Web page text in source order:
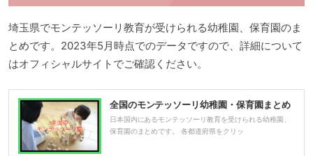
埼玉県でモンテッソーリ教育が受けられる幼稚園、保育園のま
とめです。2023年5月時点でのデータですので、詳細について
はオフィシャルサイトでご確認ください。
全国のモンテッソーリ幼稚園・保育園まとめ
日本国内にあるモンテッソーリ教育を受けられる幼稚園、
保育園のまとめです。 各都道府県をクリッ